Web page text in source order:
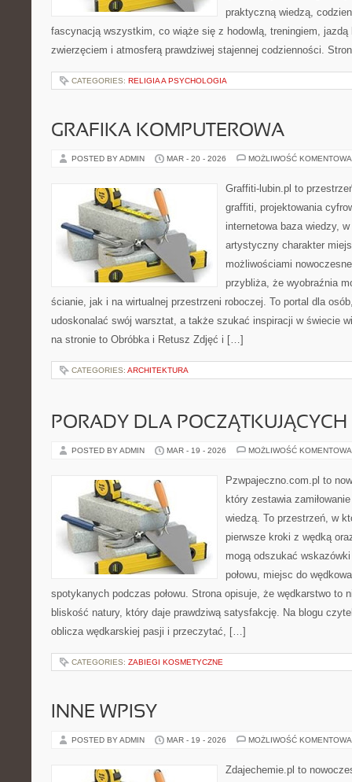
praktyczną wiedzą,
fascynacją wszystkim, co wiąże się z hodowlą, treningiem, jazdą
zwierzęciem i atmosferą prawdziwej stajennej codzienności.
CATEGORIES: RELIGIA A PSYCHOLOGIA
GRAFIKA KOMPUTEROWA
POSTED BY ADMIN MAR - 20 - 2026 MOŻLIWOŚĆ
Graffiti-lubin.pl to
graffiti, projektowania
internetowa baza wiedzy,
artystyczny charakter
możliwościami
przybliża, że wyobraźnia
ścianie, jak i na wirtualnej przestrzeni roboczej. To portal dla
udoskonalać swój warsztat, a także szukać inspiracji w świecie
na stronie to Obróbka i Retusz Zdjęć i […]
CATEGORIES: ARCHITEKTURA
PORADY DLA POCZĄTKUJĄCYCH
POSTED BY ADMIN MAR - 19 - 2026 MOŻLIWOŚĆ
Pzwpajeczno.com.pl to
który zestawia
wiedzą. To przestrzeń, w
pierwsze kroki z wędką
mogą odszukać
połowu, miejsc do
spotykanych podczas połowu. Strona opisuje, że wędkarstwo to
bliskość natury, który daje prawdziwą satysfakcję. Na blogu
oblicza wędkarskiej pasji i przeczytać, […]
CATEGORIES: ZABIEGI KOSMETYCZNE
INNE WPISY
POSTED BY ADMIN MAR - 19 - 2026 MOŻLIWOŚĆ
Zdajechemie.pl to